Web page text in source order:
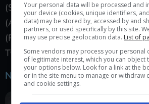
(Sopraffare),
(Armonizzare),
(Ritorno alla Natura),
Twister[/mtg_card] (Tornado del
Nero
Your personal data will be processed and
your device (cookies, unique identifiers,
data) may be stored by, accessed by and
partners, or used specifically by this site.
may use precise geolocation data. List of
Some vendors may process your personal
of legitimate interest, which you can object
your options below. Look for a link at the
or in the site menu to manage or withdraw
and cookie settings.